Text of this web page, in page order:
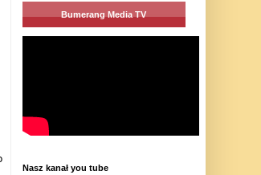
Bumerang Media TV
Nasz kanał you tube